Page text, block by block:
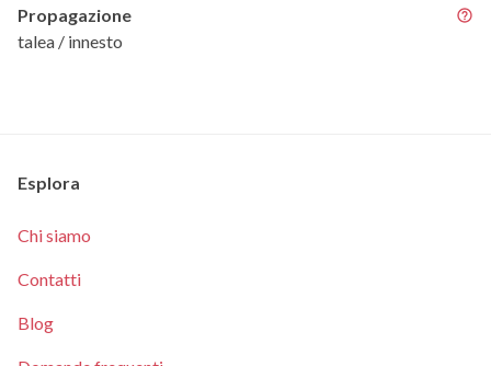
Propagazione
talea / innesto
Esplora
Chi siamo
Contatti
Blog